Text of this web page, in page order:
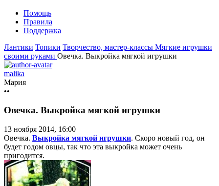
Помощь
Правила
Поддержка
Лантики Топики Творчество, мастер-классы Мягкие игрушки
своими руками Овечка. Выкройка мягкой игрушки
malika
Мария
••
Овечка. Выкройка мягкой игрушки
13 ноября 2014, 16:00
Овечка. Выкройка мягкой игрушки. Скоро новый год, он
будет годом овцы, так что эта выкройка может очень
пригодится.